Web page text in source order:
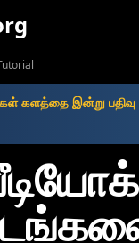
களத்தை இன்று பதிவு